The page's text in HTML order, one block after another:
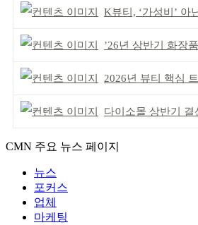
K뷰티, ‘가성비’ 아닌 ‘프
’26년 상반기 화장품 수
2026년 뷰티 핵심 트렌
다이소몰 상반기 결
CMN 주요 뉴스 페이지
뉴스
포커스
업체
마케팅